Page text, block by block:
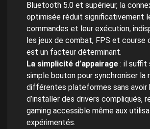
Bluetooth 5.0 et supérieur, la
optimisée réduit significativement
commandes et leur exécution,
les jeux de combat, FPS et course
est un facteur déterminant.
La simplicité d’appairage : il suffit
simple bouton pour synchroniser la
différentes plateformes sans avoir
d’installer des drivers compliqués,
gaming accessible même aux
expérimentés.